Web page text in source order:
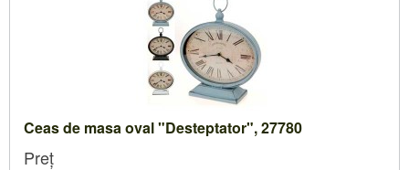
Ceas de masa oval "Desteptator", 27780
Preț